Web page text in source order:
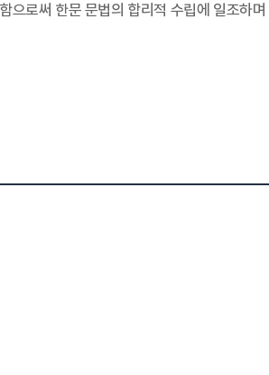
로써 한문 문법의 합리적 수립에 일조하